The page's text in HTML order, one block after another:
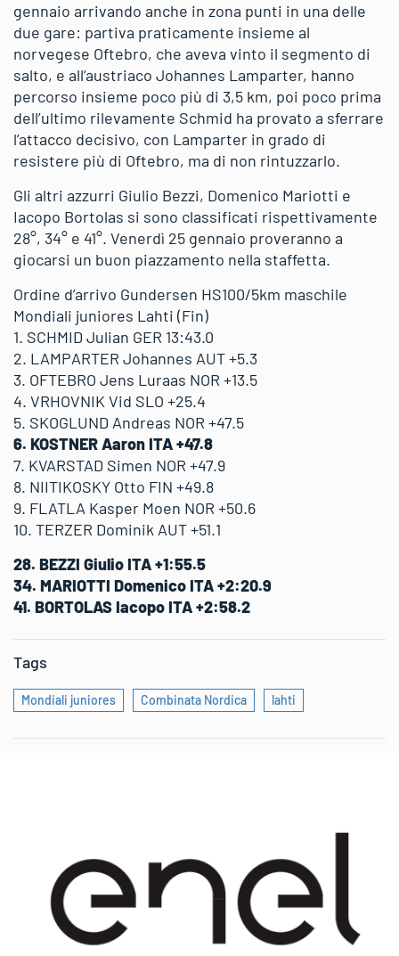
gennaio arrivando anche in zona punti in una delle
due gare: partiva praticamente insieme al
norvegese Oftebro, che aveva vinto il segmento di
salto, e all’austriaco Johannes Lamparter, hanno
percorso insieme poco più di 3,5 km, poi poco prima
dell’ultimo rilevamente Schmid ha provato a sferrare
l’attacco decisivo, con Lamparter in grado di
resistere più di Oftebro, ma di non rintuzzarlo.
Gli altri azzurri Giulio Bezzi, Domenico Mariotti e
Iacopo Bortolas si sono classificati rispettivamente
28°, 34° e 41°. Venerdì 25 gennaio proveranno a
giocarsi un buon piazzamento nella staffetta.
Ordine d’arrivo Gundersen HS100/5km maschile
Mondiali juniores Lahti (Fin)
1. SCHMID Julian GER 13:43.0
2. LAMPARTER Johannes AUT +5.3
3. OFTEBRO Jens Luraas NOR +13.5
4. VRHOVNIK Vid SLO +25.4
5. SKOGLUND Andreas NOR +47.5
6. KOSTNER Aaron ITA +47.8
7. KVARSTAD Simen NOR +47.9
8. NIITIKOSKY Otto FIN +49.8
9. FLATLA Kasper Moen NOR +50.6
10. TERZER Dominik AUT +51.1
28. BEZZI Giulio ITA +1:55.5
34. MARIOTTI Domenico ITA +2:20.9
41. BORTOLAS Iacopo ITA +2:58.2
Tags
Mondiali juniores Combinata Nordica lahti